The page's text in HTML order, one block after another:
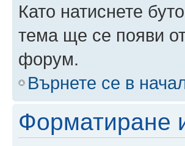
Като натиснете
тема ще се появи
форум.
Върнете се в
Форматиране